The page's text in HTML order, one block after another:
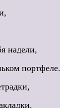
надели,
портфеле.